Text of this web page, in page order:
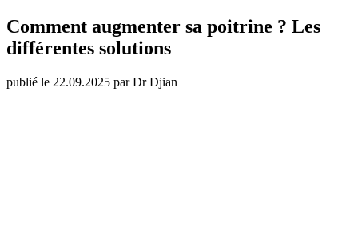
Comment augmenter sa poitrine ? Les
différentes solutions
publié le 22.09.2025 par Dr Djian